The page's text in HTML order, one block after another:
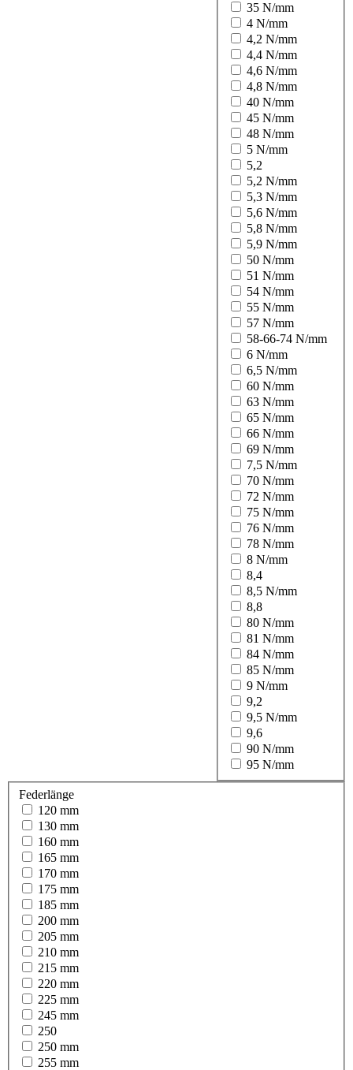
35 N/mm
4 N/mm
4,2 N/mm
4,4 N/mm
4,6 N/mm
4,8 N/mm
40 N/mm
45 N/mm
48 N/mm
5 N/mm
5,2
5,2 N/mm
5,3 N/mm
5,6 N/mm
5,8 N/mm
5,9 N/mm
50 N/mm
51 N/mm
54 N/mm
55 N/mm
57 N/mm
58-66-74 N/mm
6 N/mm
6,5 N/mm
60 N/mm
63 N/mm
65 N/mm
66 N/mm
69 N/mm
7,5 N/mm
70 N/mm
72 N/mm
75 N/mm
76 N/mm
78 N/mm
8 N/mm
8,4
8,5 N/mm
8,8
80 N/mm
81 N/mm
84 N/mm
85 N/mm
9 N/mm
9,2
9,5 N/mm
9,6
90 N/mm
95 N/mm
Federlänge
120 mm
130 mm
160 mm
165 mm
170 mm
175 mm
185 mm
200 mm
205 mm
210 mm
215 mm
220 mm
225 mm
245 mm
250
250 mm
255 mm